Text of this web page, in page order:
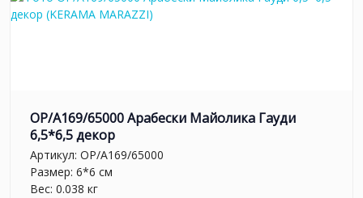
OP/A169/65000 Арабески Майолика Гауди
6,5*6,5 декор
Артикул: OP/A169/65000
Размер: 6*6 см
Вес: 0.038 кг